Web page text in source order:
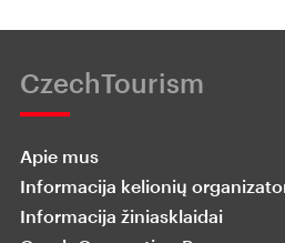
CzechTourism
Apie mus
Informacija kelionių
Informacija žiniasklaidai